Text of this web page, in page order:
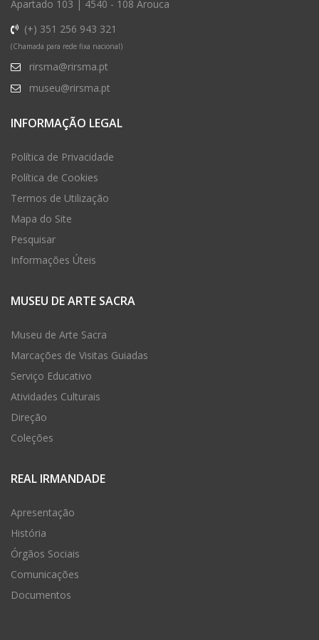
Apartado 103 | 4540 - 108 Arouca
(+) 351 256 943 321
(Chamada para rede fixa nacional)
rirsma@rirsma.pt
museu@rirsma.pt
INFORMAÇÃO LEGAL
Política de Privacidade
Política de Cookies
Termos de Utilização
Mapa do Site
Pesquisar
Informações Úteis
MUSEU DE ARTE SACRA
Museu de Arte Sacra
Marcações de Visitas Guiadas
Serviço Educativo
Atividades Culturais
Direção
Coleções
REAL IRMANDADE
Apresentação
História
Órgãos Sociais
Comunicações
Documentos